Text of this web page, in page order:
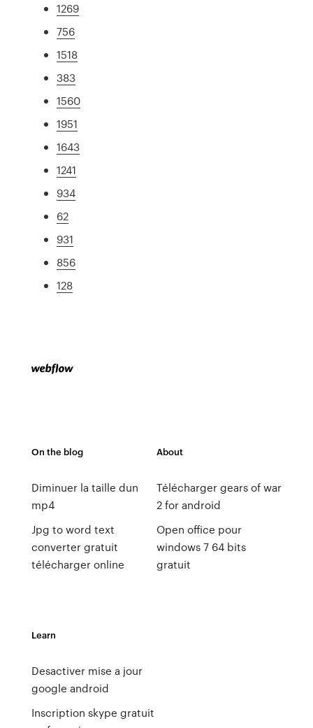
1269
756
1518
383
1560
1951
1643
1241
934
62
931
856
128
On the blog
Diminuer la taille dun
mp4
Jpg to word text
converter gratuit
télécharger online
About
Télécharger gears of war
2 for android
Open office pour
windows 7 64 bits
gratuit
Learn
Desactiver mise a jour
google android
Inscription skype gratuit